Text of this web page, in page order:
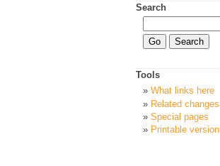
Search
Tools
What links here
Related changes
Special pages
Printable version